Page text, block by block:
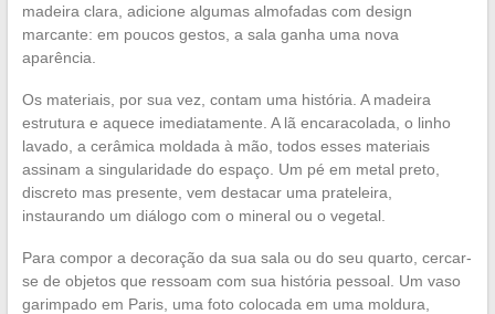
madeira clara, adicione algumas almofadas com design
marcante: em poucos gestos, a sala ganha uma nova
aparência.
Os materiais, por sua vez, contam uma história. A madeira
estrutura e aquece imediatamente. A lã encaracolada, o linho
lavado, a cerâmica moldada à mão, todos esses materiais
assinam a singularidade do espaço. Um pé em metal preto,
discreto mas presente, vem destacar uma prateleira,
instaurando um diálogo com o mineral ou o vegetal.
Para compor a decoração da sua sala ou do seu quarto, cercar-
se de objetos que ressoam com sua história pessoal. Um vaso
garimpado em Paris, uma foto colocada em uma moldura,